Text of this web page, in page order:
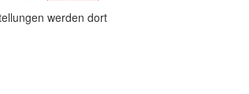
werden dort